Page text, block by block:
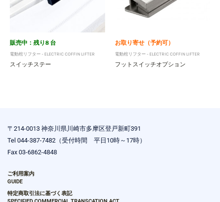
販売中：残り8 台
電動棺リフター - ELECTRIC COFFIN LIFTER
スイッチステー
お取り寄せ（予約可）
電動棺リフター - ELECTRIC COFFIN LIFTER
フットスイッチオプション
〒214-0013 神奈川県川崎市多摩区登戸新町391
Tel 044-387-7482（受付時間 平日10時～17時）
Fax 03-6862-4848
ご利用案内
GUIDE
特定商取引法に基づく表記